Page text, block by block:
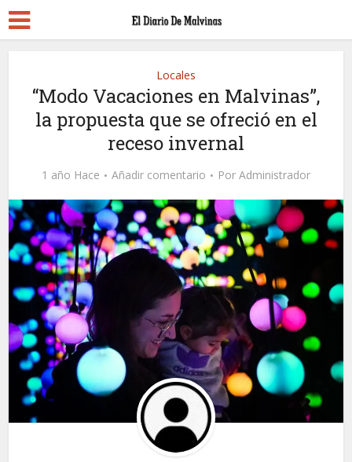
Locales
“Modo Vacaciones en Malvinas”,
la propuesta que se ofreció en el
receso invernal
1 año Hace Añadir comentario Por Administrador